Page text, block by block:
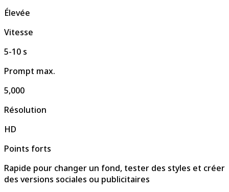
Élevée
Vitesse
5-10 s
Prompt max.
5,000
Résolution
HD
Points forts
Rapide pour changer un fond, tester des styles et créer
des versions sociales ou publicitaires